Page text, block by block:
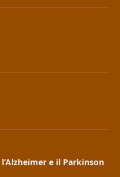
e il Parkinson